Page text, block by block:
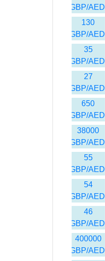
GBP/AED
130
GBP/AED
35
GBP/AED
27
GBP/AED
650
GBP/AED
38000
GBP/AED
55
GBP/AED
54
GBP/AED
46
GBP/AED
400000
GBP/AED